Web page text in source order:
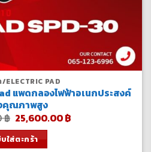
PAD
แพดกลองไฟฟ้าอเนกประสงค์
คุณภาพสูง
฿ Original
price
was:
32,000.00 ฿.
25,600.00฿Current
ใส่ตะกร้า